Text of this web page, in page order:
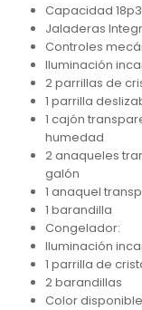
Capacidad 18p3
Jaladeras
Controles
Iluminación
2 parrillas de
1 parrilla
1 cajón
humedad
2 anaqueles
galón
1 anaquel
1 barandilla
Congelador:
Iluminación
1 parrilla de
2 barandillas
Color